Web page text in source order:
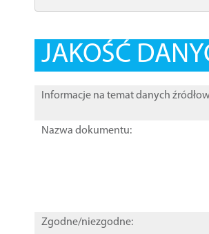
JAKOŚĆ
Informacje na temat danych
Nazwa dokumentu:
Zgodne/niezgodne: